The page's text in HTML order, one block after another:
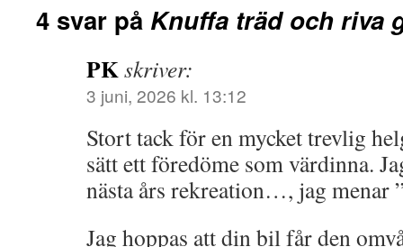
4 svar på Knuffa träd och riva
PKskriver:
3 juni, 2026 kl. 13:12
Stort tack för en mycket trevlig
sätt ett föredöme som värdinna.
nästa års rekreation…, jag menar
Jag hoppas att din bil får den